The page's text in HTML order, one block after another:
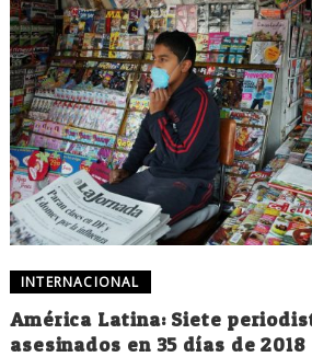
INTERNACIONAL
América Latina: Siete
asesinados en 35 días de 2018